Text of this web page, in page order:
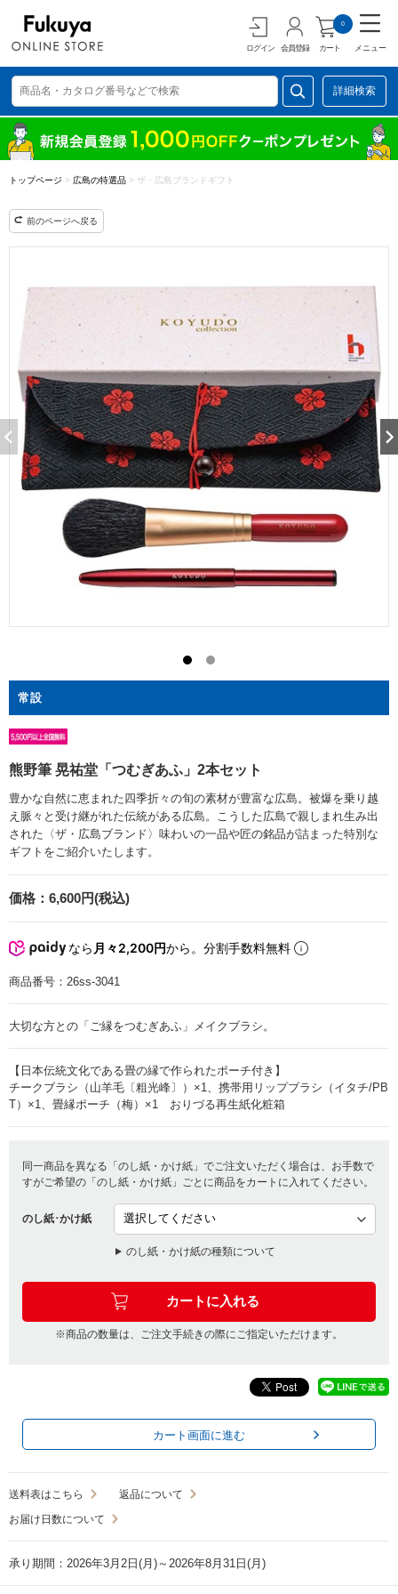
ログイン 会員登録 カート
0
メニュー
詳細検索
トップページ > 広島の特選品 > ザ・広島ブランドギフト
前のページへ戻る
常設
熊野筆 晃祐堂「つむぎあふ」2本セット
豊かな自然に恵まれた四季折々の旬の素材が豊富な広島。被爆を乗り越
え脈々と受け継がれた伝統がある広島。こうした広島で親しまれ生み出
された〈ザ・広島ブランド〉味わいの一品や匠の銘品が詰まった特別な
ギフトをご紹介いたします。
価格： 6,600円(税込)
なら 月々2,200円から。分割手数料無料
商品番号： 26ss-3041
大切な方との「ご縁をつむぎあふ」メイクブラシ。
【日本伝統文化である畳の縁で作られたポーチ付き】
チークブラシ（山羊毛〔粗光峰〕）×1、携帯用リップブラシ（イタチ/PB
T）×1、畳縁ポーチ（梅）×1 おりづる再生紙化粧箱
同一商品を異なる「のし紙・かけ紙」でご注文いただく場合は、お手数で
すがご希望の「のし紙・かけ紙」ごとに商品をカートに入れてください。
のし紙･かけ紙
のし紙・かけ紙の種類について
※商品の数量は、ご注文手続きの際にご指定いただけます。
カート画面に進む
送料表はこちら
返品について
お届け日数について
承り期間：2026年3月2日(月)～2026年8月31日(月)